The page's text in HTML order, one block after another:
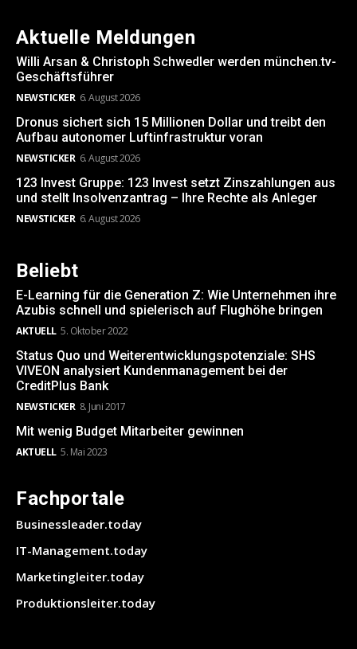
Aktuelle Meldungen
Willi Arsan & Christoph Schwedler werden münchen.tv-
Geschäftsführer
NEWSTICKER 6. August 2026
Dronus sichert sich 15 Millionen Dollar und treibt den
Aufbau autonomer Luftinfrastruktur voran
NEWSTICKER 6. August 2026
123 Invest Gruppe: 123 Invest setzt Zinszahlungen aus
und stellt Insolvenzantrag – Ihre Rechte als Anleger
NEWSTICKER 6. August 2026
Beliebt
E-Learning für die Generation Z: Wie Unternehmen ihre
Azubis schnell und spielerisch auf Flughöhe bringen
AKTUELL 5. Oktober 2022
Status Quo und Weiterentwicklungspotenziale: SHS
VIVEON analysiert Kundenmanagement bei der
CreditPlus Bank
NEWSTICKER 8. Juni 2017
Mit wenig Budget Mitarbeiter gewinnen
AKTUELL 5. Mai 2023
Fachportale
Businessleader.today
IT-Management.today
Marketingleiter.today
Produktionsleiter.today